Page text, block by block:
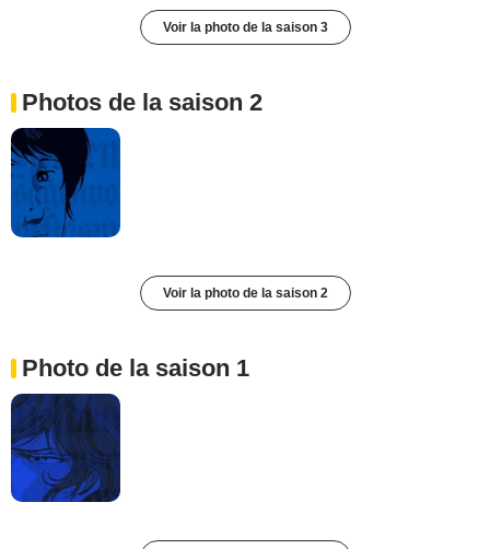
Voir la photo de la saison 3
Photos de la saison 2
Voir la photo de la saison 2
Photo de la saison 1